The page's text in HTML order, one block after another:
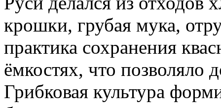
крошки, грубая мука,
практика сохранения
ёмкостях, что позволяло
Грибковая культура